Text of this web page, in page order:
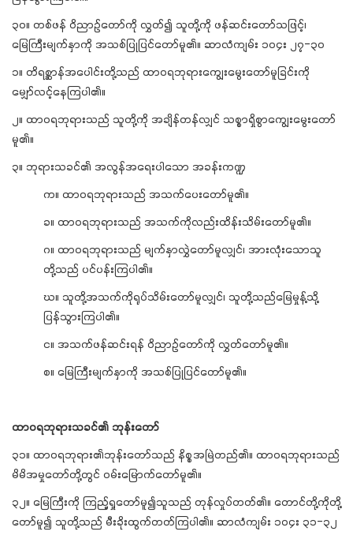
၃၀။ တစ်ဖန် ဝိညာဉ်တော်ကို လွှတ်၍ သူတို့ကို ဖန်ဆင်းတော်သဖြင့်၊
မြေကြီးမျက်နှာကို အသစ်ပြုပြင်တော်မူ၏။ ဆာလံကျမ်း ၁၀၄း ၂၇-၃၀
၁။ တိရစ္ဆာန်အပေါင်းတို့သည် ထာဝရဘုရားကျွေးမွေးတော်မူခြင်းကို
မျှော်လင့်နေကြပါ၏။
၂။ ထာဝရဘုရားသည် သူတို့ကို အချိန်တန်လျှင် သစ္စာရှိစွာကျွေးမွေးတော်
မူ၏။
၃။ ဘုရားသခင်၏ အလွန်အရေးပါသော အခန်းကဏ္ဍ
က။ ထာဝရဘုရားသည် အသက်ပေးတော်မူ၏။
ခ။ ထာဝရဘုရားသည် အသက်ကိုလည်းထိန်းသိမ်းတော်မူ၏။
ဂ။ ထာဝရဘုရားသည် မျက်နှာလွှဲတော်မူလျှင်၊ အားလုံးသောသူ
တို့သည် ပင်ပန်းကြပါ၏။
ဃ။ သူတို့အသက်ကိုရုပ်သိမ်းတော်မူလျှင်၊ သူတို့သည်မြေမှုန့်သို့
ပြန်သွားကြပါ၏။
င။ အသက်ဖန်ဆင်းရန် ဝိညာဉ်တော်ကို လွှတ်တော်မူ၏။
စ။ မြေကြီးမျက်နှာကို အသစ်ပြုပြင်တော်မူ၏။
ထာဝရဘုရားသခင်၏ ဘုန်းတော်
၃၁။ ထာဝရဘုရား၏ဘုန်းတော်သည် နိစ္စအမြဲတည်၏။ ထာဝရဘုရားသည်
မိမိအမှုတော်တို့တွင် ဝမ်းမြောက်တော်မူ၏။
၃၂။ မြေကြီးကို ကြည့်ရှုတော်မူ၍သူသည် တုန်လှုပ်တတ်၏။ တောင်တို့ကိုတို့
တော်မူ၍ သူတို့သည် မီးခိုးထွက်တတ်ကြပါ၏။ ဆာလံကျမ်း ၁၀၄း ၃၁-၃၂